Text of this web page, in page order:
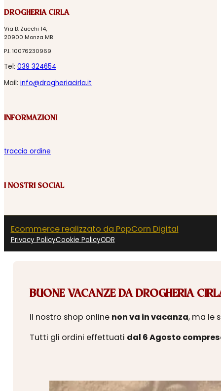
DROGHERIA CIRLA
Via B. Zucchi 14,
20900 Monza MB
P.I. 10076230969
Tel: 039 324654
Mail: info@drogheriacirla.it
INFORMAZIONI
traccia ordine
I NOSTRI SOCIAL
Ecommerce realizzato da PopCorn Digital
Privacy PolicyCookie PolicyODR
BUONE VACANZE DA DROGHERIA
Il nostro shop online non va in vacanza, ma le
Tutti gli ordini effettuati dal 6 Agosto